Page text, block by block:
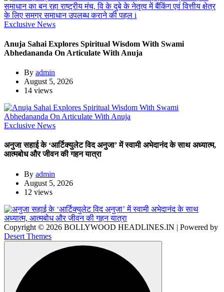
Exclusive News
Anuja Sahai Explores Spiritual Wisdom With Swami
Abhedananda On Articulate With Anuja
By admin
August 5, 2026
14 views
Exclusive News
अनुजा सहाई के ‘आर्टिक्युलेट विद अनुजा’ में स्वामी अभेदानंद के साथ अध्यात्म,
आत्मबोध और जीवन की गहन यात्रा
By admin
August 5, 2026
12 views
Copyright © 2026 BOLLYWOOD HEADLINES.IN | Powered by
Desert Themes